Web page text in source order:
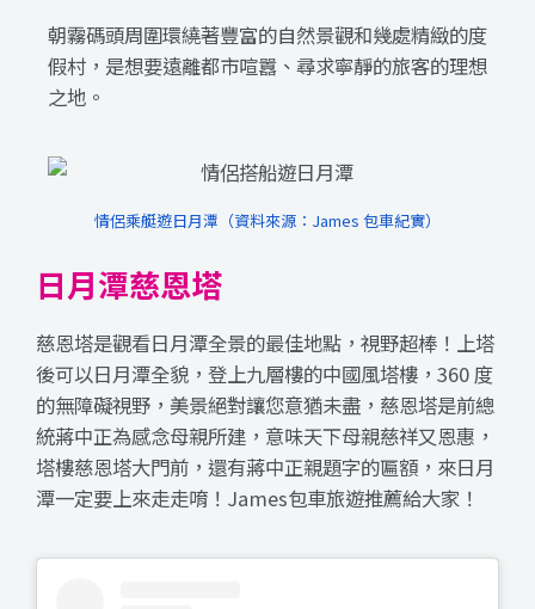
朝霧碼頭周圍環繞著豐富的自然景觀和幾處精緻的度
假村，是想要遠離都市喧囂、尋求寧靜的旅客的理想
之地。
情侶乘艇遊日月潭（資料來源：James 包車紀實）
日月潭慈恩塔
慈恩塔是觀看日月潭全景的最佳地點，視野超棒！上塔
後可以日月潭全貌，登上九層樓的中國風塔樓，360 度
的無障礙視野，美景絕對讓您意猶未盡，慈恩塔是前總
統蔣中正為感念母親所建，意味天下母親慈祥又恩惠，
塔樓慈恩塔大門前，還有蔣中正親題字的匾額，來日月
潭一定要上來走走唷！James包車旅遊推薦給大家！